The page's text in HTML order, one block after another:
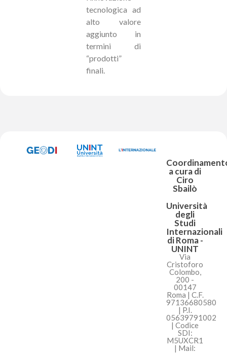
tecnologica ad
altovalore
aggiunto in
termini di
“prodotti”
finali.
a cura di
Ciro
Sbailò
Università
degli
Studi
Internazionali
di Roma -
UNINT
Via
Cristoforo
Colombo,
200 -
00147
Roma | C.F.
97136680580
| P.I.
05639791002
| Codice
SDI:
M5UXCR1
| Mail: